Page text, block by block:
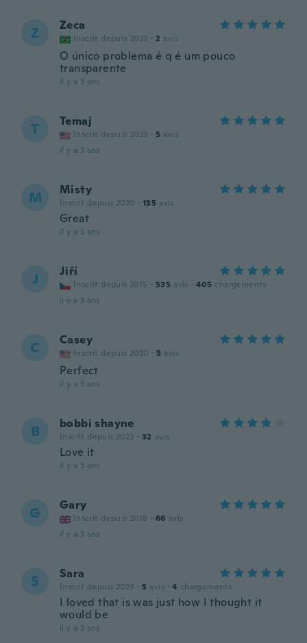
Z Zeca
Inscrit depuis 2023 · 2 avis
O único problema é q é um pouco
transparente
il y a 3 ans
T Temaj
Inscrit depuis 2023 · 5 avis
il y a 3 ans
M Misty
Inscrit depuis 2020 · 135 avis
Great
il y a 3 ans
J Jiří
Inscrit depuis 2015 · 535 avis · 405 chargements
il y a 3 ans
C Casey
Inscrit depuis 2020 · 5 avis
Perfect
il y a 3 ans
B bobbi shayne
Inscrit depuis 2023 · 32 avis
Love it
il y a 3 ans
G Gary
Inscrit depuis 2018 · 66 avis
il y a 3 ans
S Sara
Inscrit depuis 2023 · 5 avis · 4 chargements
I loved that is was just how I thought it
would be
il y a 3 ans